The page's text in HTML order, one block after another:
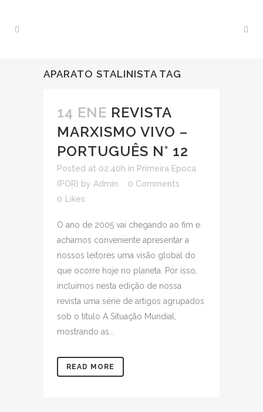
APARATO STALINISTA TAG
14 ENE REVISTA
MARXISMO VIVO –
PORTUGUÊS N° 12
Posted at 02:40h in Primeira Epoca
(POR) by Admin
0 Comments
0
Likes
O ano de 2005 vai chegando ao fim e
achamos conveniente apresentar a
nossos leitores uma visão global do
que ocorre hoje no planeta. Por isso,
incluímos nesta edição de nossa
revista uma série de artigos agrupados
sob o título A Situação Mundial,
mostrando as...
READ MORE